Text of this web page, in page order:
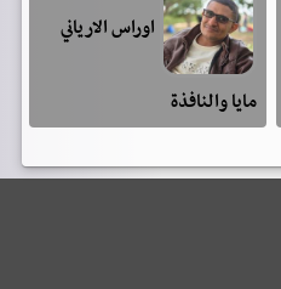
اوراس الارياني
مايا والنافذة